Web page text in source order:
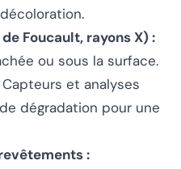
Foucault, rayons X) :
ou sous la surface.
Capteurs et analyses
dégradation pour une
: